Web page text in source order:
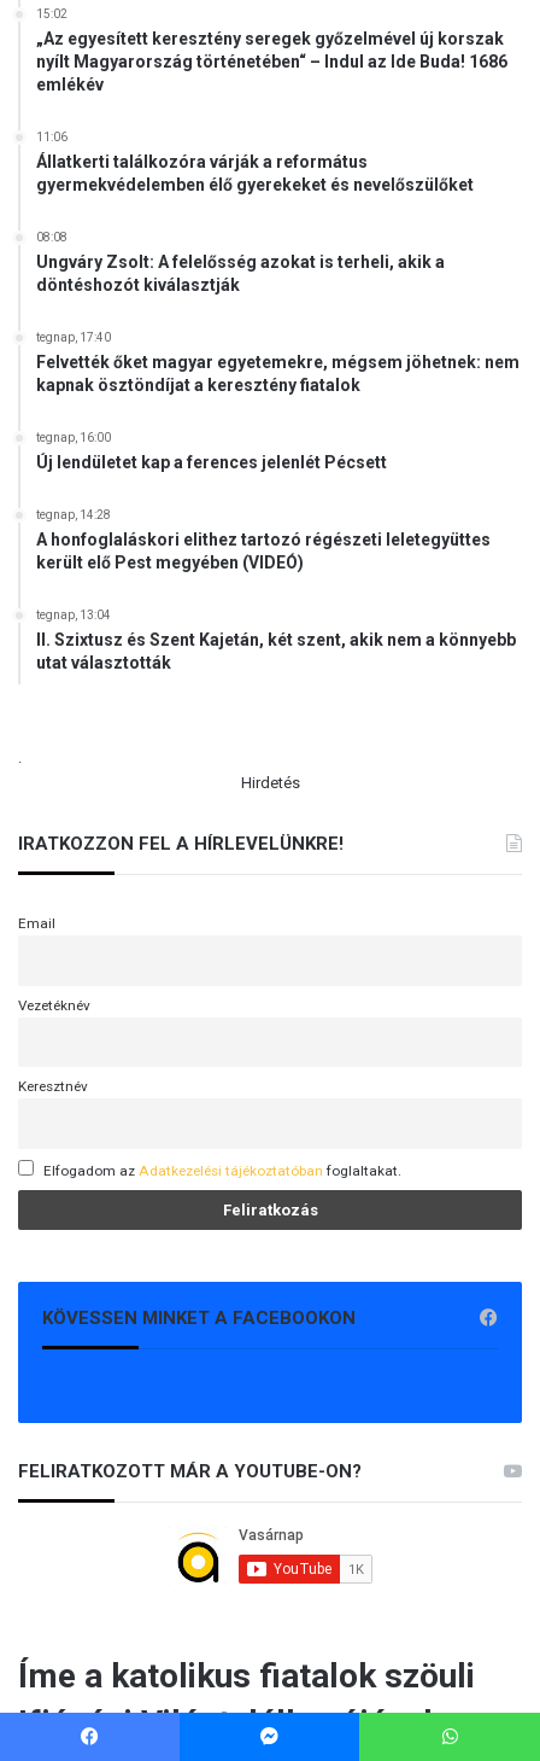
15:02
„Az egyesített keresztény seregek győzelmével új korszak
nyílt Magyarország történetében“ – Indul az Ide Buda! 1686
emlékév
11:06
Állatkerti találkozóra várják a református
gyermekvédelemben élő gyerekeket és nevelőszülőket
08:08
Ungváry Zsolt: A felelősség azokat is terheli, akik a
döntéshozót kiválasztják
tegnap, 17:40
Felvették őket magyar egyetemekre, mégsem jöhetnek: nem
kapnak ösztöndíjat a keresztény fiatalok
tegnap, 16:00
Új lendületet kap a ferences jelenlét Pécsett
tegnap, 14:28
A honfoglaláskori elithez tartozó régészeti leletegyüttes
került elő Pest megyében (VIDEÓ)
tegnap, 13:04
II. Szixtusz és Szent Kajetán, két szent, akik nem a könnyebb
utat választották
.
Hirdetés
IRATKOZZON FEL A HÍRLEVELÜNKRE!
Email
Vezetéknév
Keresztnév
Elfogadom az Adatkezelési tájékoztatóban foglaltakat.
KÖVESSEN MINKET A FACEBOOKON
FELIRATKOZOTT MÁR A YOUTUBE-ON?